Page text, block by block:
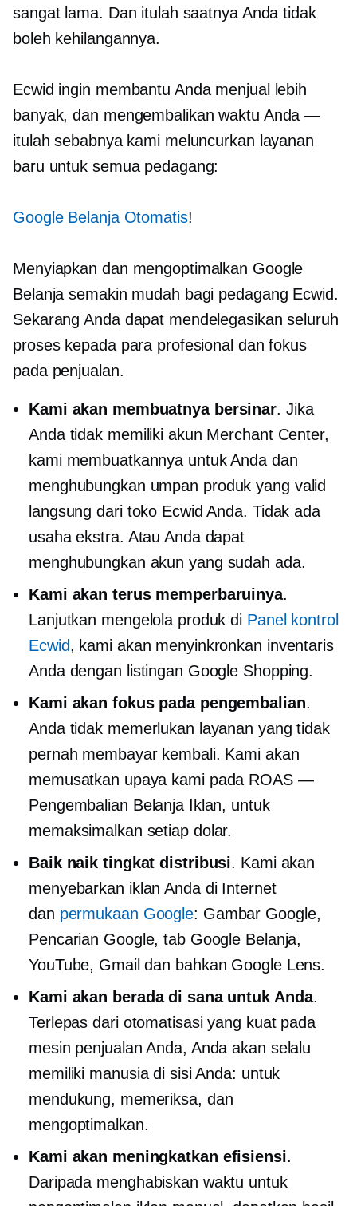
sangat lama. Dan itulah saatnya Anda tidak
boleh kehilangannya.
Ecwid ingin membantu Anda menjual lebih
banyak, dan mengembalikan waktu Anda —
itulah sebabnya kami meluncurkan layanan
baru untuk semua pedagang:
Google Belanja Otomatis!
Menyiapkan dan mengoptimalkan Google
Belanja semakin mudah bagi pedagang Ecwid.
Sekarang Anda dapat mendelegasikan seluruh
proses kepada para profesional dan fokus
pada penjualan.
Kami akan membuatnya bersinar. Jika
Anda tidak memiliki akun Merchant Center,
kami membuatkannya untuk Anda dan
menghubungkan umpan produk yang valid
langsung dari toko Ecwid Anda. Tidak ada
usaha ekstra. Atau Anda dapat
menghubungkan akun yang sudah ada.
Kami akan terus memperbaruinya.
Lanjutkan mengelola produk di Panel kontrol
Ecwid, kami akan menyinkronkan inventaris
Anda dengan listingan Google Shopping.
Kami akan fokus pada pengembalian.
Anda tidak memerlukan layanan yang tidak
pernah membayar kembali. Kami akan
memusatkan upaya kami pada ROAS —
Pengembalian Belanja Iklan, untuk
memaksimalkan setiap dolar.
Baik naik tingkat distribusi. Kami akan
menyebarkan iklan Anda di Internet
dan permukaan Google: Gambar Google,
Pencarian Google, tab Google Belanja,
YouTube, Gmail dan bahkan Google Lens.
Kami akan berada di sana untuk Anda.
Terlepas dari otomatisasi yang kuat pada
mesin penjualan Anda, Anda akan selalu
memiliki manusia di sisi Anda: untuk
mendukung, memeriksa, dan
mengoptimalkan.
Kami akan meningkatkan efisiensi.
Daripada menghabiskan waktu untuk